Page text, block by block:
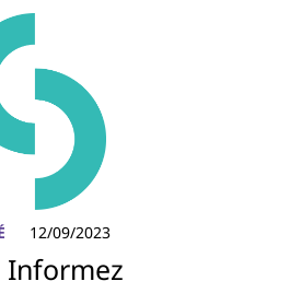
12/09/2023
Informez